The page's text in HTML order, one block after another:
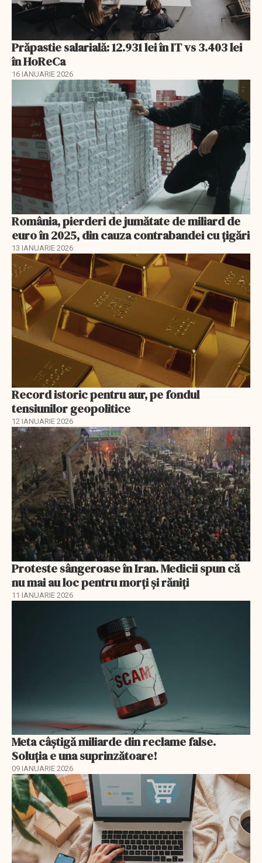
Prăpastie salarială: 12.931 lei în IT vs 3.403 lei
în HoReCa
16 IANUARIE 2026
România, pierderi de jumătate de miliard de
euro în 2025, din cauza contrabandei cu ţigări
13 IANUARIE 2026
Record istoric pentru aur, pe fondul
tensiunilor geopolitice
12 IANUARIE 2026
Proteste sângeroase în Iran. Medicii spun că
nu mai au loc pentru morți și răniți
11 IANUARIE 2026
Meta câștigă miliarde din reclame false.
Soluția e una suprinzătoare!
09 IANUARIE 2026